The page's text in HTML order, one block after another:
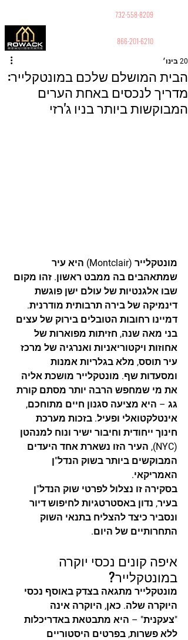
732-558-8209
866-201-6210
הבית המושלם שלכם במונטקלייר:
מדריך לנכסים באחת הערים
המבוקשות ביותר בניו ג'רזי
20 בינו׳
מונטקלייר (Montclair) היא עיר
שמתאהבים בה ממבט ראשון. זהו מקום
שבו אלגנטיות של עולם ישן פוגשת
דינמיקה של בירה תרבותית מודרנית.
דמיינו רחובות הטובלים בירוק של עצים
בני מאה שנה, חזיתות מפוארות של
אחוזות ויקטוריאניות ואנרגיה של מרכז
עיר תוסס, מלא בגלריות אמנות
ומסעדות שף. מונטקלייר מושכת אליה
את מי שמחפש הרבה יותר מסתם קורת
גג – היא מציעה סגנון חיים מתוחכם,
אינטלקטואלי ופעיל. בזכות מערכת
חינוך ייחודית וחיבור ישיר ונוח למנהטן
(NYC), העיר הזו נשארת אחד היעדים
המבוקשים ביותר בשוק הנדל"ן
האמריקאי.
בסקירה זו נצלול לפרטי שוק הנדל"ן
בעיר, נדון באסטרטגיות לחיפוש דיור
ונסביר כיצד להצליח בתנאי השוק
התחרותיים של היום.
איפה קונים נכסי יוקרה
במונטקלייר?
מונטקלייר מתגאה בצדק באוסף נכסי
היוקרה שלה. כאן, היוקרה אינה
"צעקנית" – היא מתבטאת באדריכלות
ללא פשרות, בפרטים היסטוריים